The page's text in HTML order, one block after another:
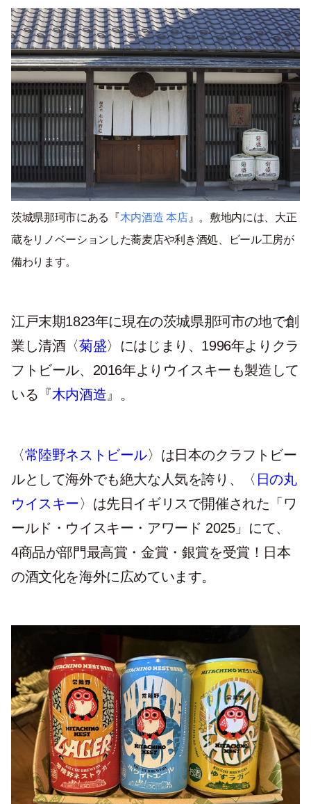
茨城県那珂市にある『木内酒造 本店』。敷地内には、大正
蔵をリノベーションした蕎麦店や利き酒処、ビール工房が
備わります。
江戸末期1823年に現在の茨城県那珂市の地で創
業し清酒〈菊盛〉にはじまり、1996年よりクラ
フトビール、2016年よりウイスキーも製造して
いる『木内酒造 』。
〈常陸野ネストビール〉は日本のクラフトビー
ルとして海外でも絶大な人気を誇り、〈 日の丸
ウイスキー〉は先日イギリスで開催された「ワ
ールド・ウイスキー・アワード 2025」にて、
4商品が部門最高賞・金賞・銀賞を受賞！日本
の酒文化を海外に広めています。